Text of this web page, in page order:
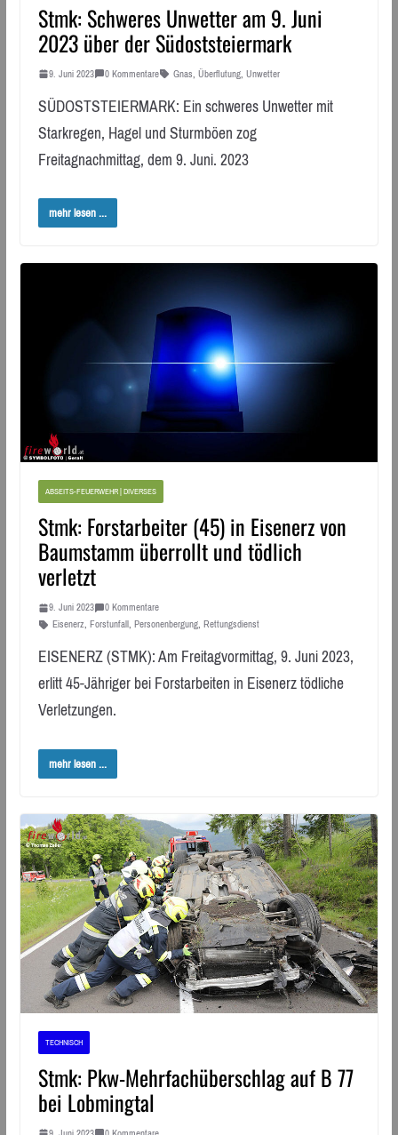
Stmk: Schweres Unwetter am 9. Juni
2023 über der Südoststeiermark
9. Juni 2023 0 Kommentare Gnas, Überflutung, Unwetter
SÜDOSTSTEIERMARK: Ein schweres Unwetter mit
Starkregen, Hagel und Sturmböen zog
Freitagnachmittag, dem 9. Juni. 2023
mehr lesen ...
ABSEITS-FEUERWEHR | DIVERSES
Stmk: Forstarbeiter (45) in Eisenerz von
Baumstamm überrollt und tödlich
verletzt
9. Juni 2023
0 Kommentare
Eisenerz, Forstunfall, Personenbergung, Rettungsdienst
EISENERZ (STMK): Am Freitagvormittag, 9. Juni 2023,
erlitt 45-Jähriger bei Forstarbeiten in Eisenerz tödliche
Verletzungen.
mehr lesen ...
TECHNISCH
Stmk: Pkw-Mehrfachüberschlag auf B 77
bei Lobmingtal